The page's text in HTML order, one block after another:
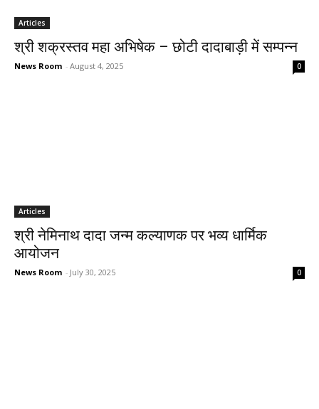
Articles
श्री शक्रस्तव महा अभिषेक – छोटी दादाबाड़ी में सम्पन्न
News Room - August 4, 2025 0
Articles
श्री नेमिनाथ दादा जन्म कल्याणक पर भव्य धार्मिक
आयोजन
News Room - July 30, 2025 0